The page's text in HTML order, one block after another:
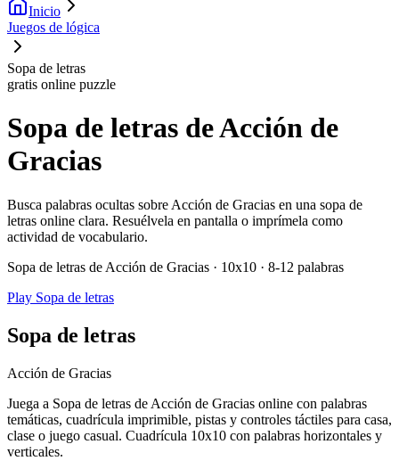
Inicio
Juegos de lógica
Sopa de letras
gratis online puzzle
Sopa de letras de Acción de
Gracias
Busca palabras ocultas sobre Acción de Gracias en una sopa de
letras online clara. Resuélvela en pantalla o imprímela como
actividad de vocabulario.
Sopa de letras de Acción de Gracias · 10x10 · 8-12 palabras
Play Sopa de letras
Sopa de letras
Acción de Gracias
Juega a Sopa de letras de Acción de Gracias online con palabras
temáticas, cuadrícula imprimible, pistas y controles táctiles para casa,
clase o juego casual. Cuadrícula 10x10 con palabras horizontales y
verticales.